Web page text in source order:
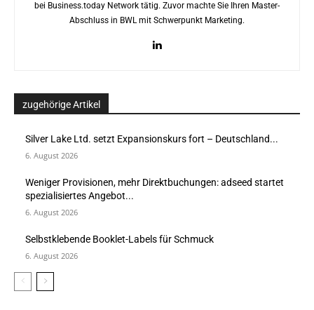
bei Business.today Network tätig. Zuvor machte Sie Ihren Master-
Abschluss in BWL mit Schwerpunkt Marketing.
zugehörige Artikel
Silver Lake Ltd. setzt Expansionskurs fort – Deutschland...
6. August 2026
Weniger Provisionen, mehr Direktbuchungen: adseed startet
spezialisiertes Angebot...
6. August 2026
Selbstklebende Booklet-Labels für Schmuck
6. August 2026